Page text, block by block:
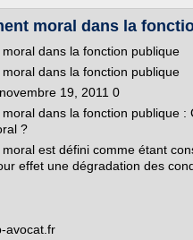
moral dans la
dans la fonction publique
dans la fonction publique
19, 2011 0
dans la fonction publique
?
est défini comme étant
effet une dégradation des
avocat.fr